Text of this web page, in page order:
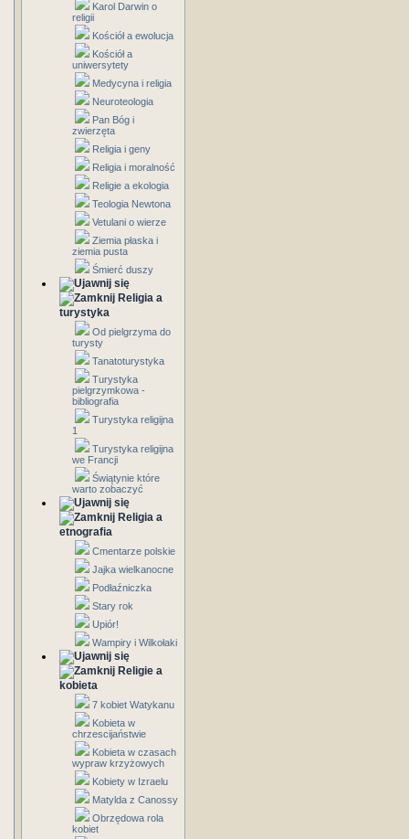
Karol Darwin o
religii
Kościół a ewolucja
Kościół a
uniwersytety
Medycyna i religia
Neuroteologia
Pan Bóg i
zwierzęta
Religia i geny
Religia i moralność
Religie a ekologia
Teologia Newtona
Vetulani o wierze
Ziemia płaska i
ziemia pusta
Śmierć duszy
Religia a
turystyka
Od pielgrzyma do
turysty
Tanatoturystyka
Turystyka
pielgrzymkowa -
bibliografia
Turystyka religijna
1
Turystyka religijna
we Francji
Świątynie które
warto zobaczyć
Religia a
etnografia
Cmentarze polskie
Jajka wielkanocne
Podłaźniczka
Stary rok
Upiór!
Wampiry i Wilkołaki
Religie a
kobieta
7 kobiet Watykanu
Kobieta w
chrzescijaństwie
Kobieta w czasach
wypraw krzyżowych
Kobiety w Izraelu
Matylda z Canossy
Obrzędowa rola
kobiet